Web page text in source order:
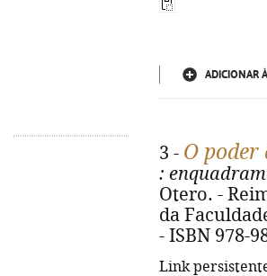
ADICIONAR
3 - O
:
Otero. -
da
- ISBN 978-
Link